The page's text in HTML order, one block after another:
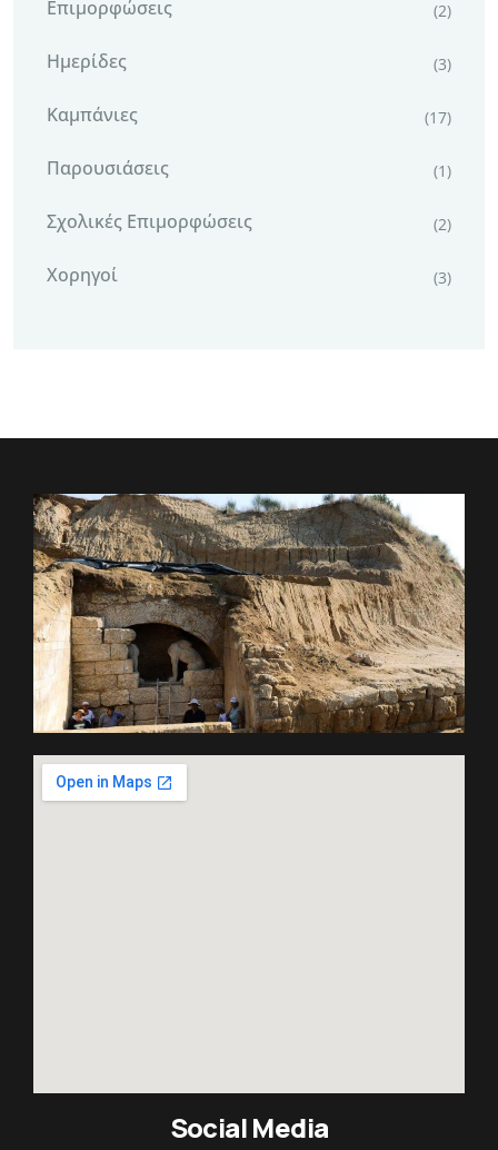
Επιμορφώσεις (2)
Ημερίδες (3)
Καμπάνιες (17)
Παρουσιάσεις (1)
Σχολικές Επιμορφώσεις (2)
Χορηγοί (3)
Social Media